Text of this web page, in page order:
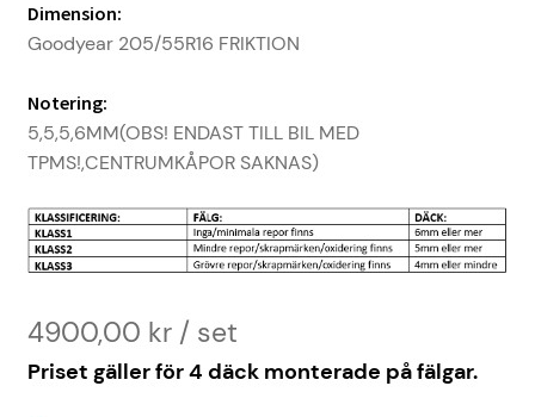
Dimension:
Goodyear 205/55R16 FRIKTION
Notering:
5,5,5,6MM(OBS! ENDAST TILL BIL MED
TPMS!,CENTRUMKÅPOR SAKNAS)
4900,00 kr
Priset gäller för 4 däck monterade på fälgar.